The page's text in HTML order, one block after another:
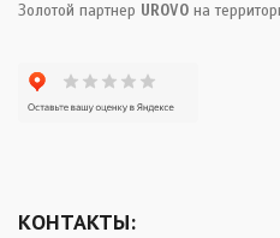
Золотой партнер UROVO на
КОНТАКТЫ: